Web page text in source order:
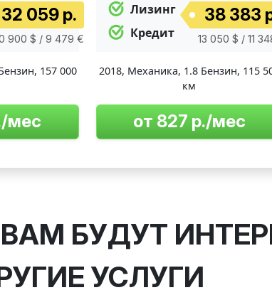
32 059 р.
900 $ / 9 479 €
, 157 000
мес
Лизинг
Кредит
38 383
13 050 $ / 11
2018, Механика, 1.8 Бензин, 115
км
от 827 р./мес
БУДУТ
УСЛУГИ